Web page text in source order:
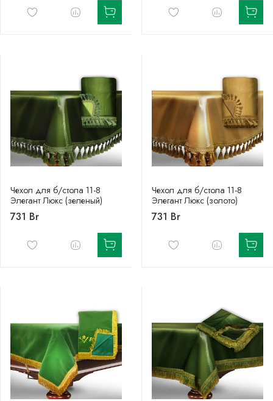
Чехол для б/стола 11-8
Элегант Люкс (зеленый)
731 Br
Чехол для б/стола 11-8
Элегант Люкс (золото)
731 Br